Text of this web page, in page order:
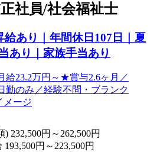
社員/社会福祉士
給あり｜年間休日107日｜夏
あり｜家族手当あり
) 232,500円～262,500円
円～223,500円